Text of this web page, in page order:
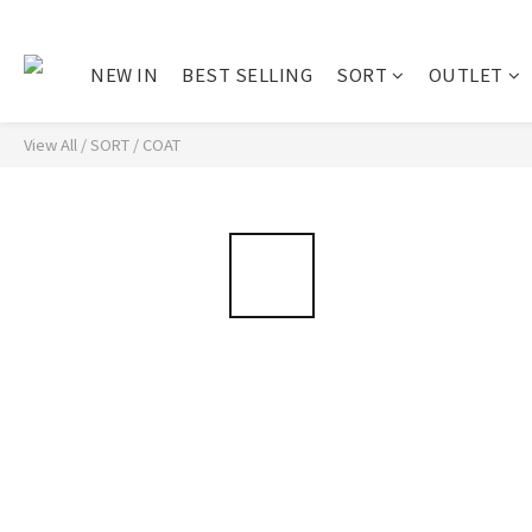
NEW IN BEST SELLING SORT OUTLET
View All /SORT / COAT